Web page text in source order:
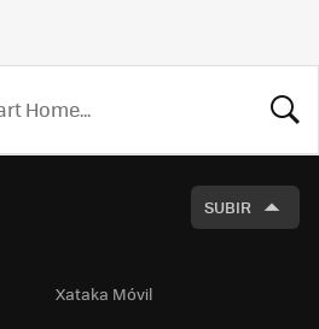
SUBIR
Xataka Móvil